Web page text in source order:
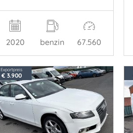
2020 benzin 67.560
Exportpreis
€ 3.900